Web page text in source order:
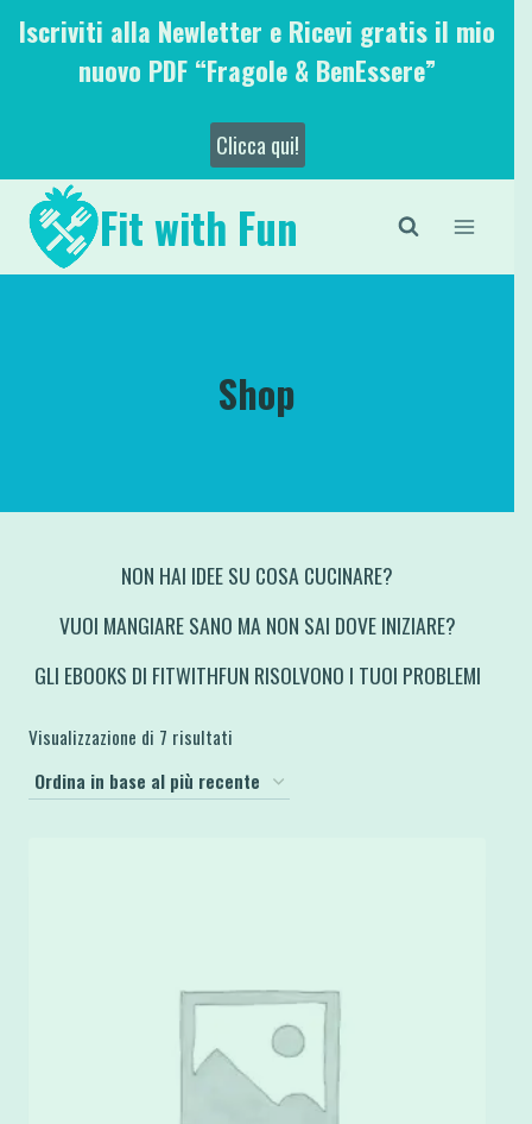
SaltaIscriviti alla Newletter e Ricevi gratis il mio
nuovo PDF “Fragole & BenEssere”
Clicca qui!
Fit with Fun
Shop
NON HAI IDEE SU COSA CUCINARE?
VUOI MANGIARE SANO MA NON SAI DOVE INIZIARE?
GLI EBOOKS DI FITWITHFUN RISOLVONO I TUOI PROBLEMI
Visualizzazione di 7 risultati
base